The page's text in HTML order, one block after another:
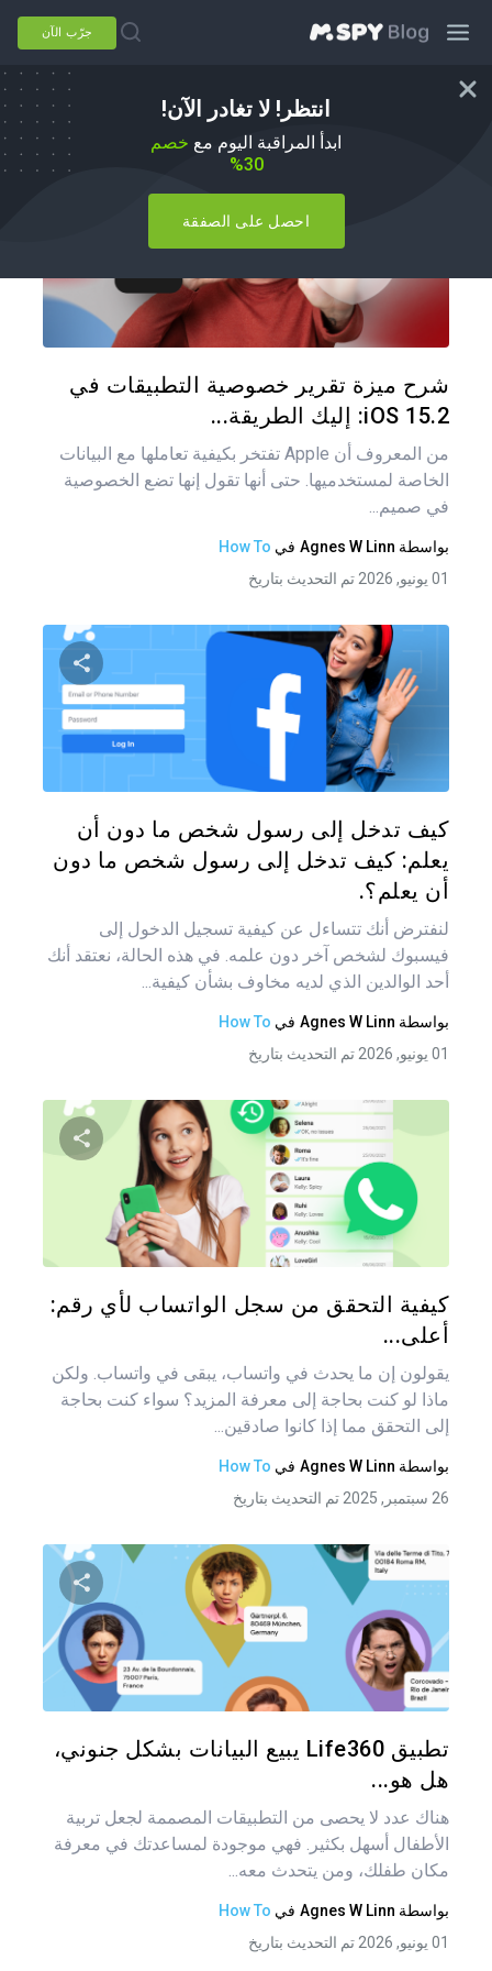
جرّب الآن
انتظر! لا تغادر الآن!
ابدأ المراقبة اليوم مع خصم
30%
احصل على الصفقة
كيفية القيام بذلك
شرح ميزة تقرير خصوصية التطبيقات في
iOS 15.2: إليك الطريقة...
من المعروف أن Apple تفتخر بكيفية تعاملها مع البيانات
الخاصة لمستخدميها. حتى أنها تقول إنها تضع الخصوصية
في صميم...
بواسطة Agnes W Linn في How To
01 يونيو, 2026 تم التحديث بتاريخ
شارك
كيف تدخل إلى رسول شخص ما دون أن
يعلم: كيف تدخل إلى رسول شخص ما دون
أن يعلم؟.
لنفترض أنك تتساءل عن كيفية تسجيل الدخول إلى
فيسبوك لشخص آخر دون علمه. في هذه الحالة، نعتقد أنك
أحد الوالدين الذي لديه مخاوف بشأن كيفية...
بواسطة Agnes W Linn في How To
01 يونيو, 2026 تم التحديث بتاريخ
كيفية التحقق من سجل الواتساب لأي رقم:
أعلى...
يقولون إن ما يحدث في واتساب، يبقى في واتساب. ولكن
ماذا لو كنت بحاجة إلى معرفة المزيد؟ سواء كنت بحاجة
إلى التحقق مما إذا كانوا صادقين...
بواسطة Agnes W Linn في How To
26 سبتمبر, 2025 تم التحديث بتاريخ
شارك
تطبيق Life360 يبيع البيانات بشكل جنوني،
هل هو...
هناك عدد لا يحصى من التطبيقات المصممة لجعل تربية
الأطفال أسهل بكثير. فهي موجودة لمساعدتك في معرفة
مكان طفلك، ومن يتحدث معه...
بواسطة Agnes W Linn في How To
01 يونيو, 2026 تم التحديث بتاريخ